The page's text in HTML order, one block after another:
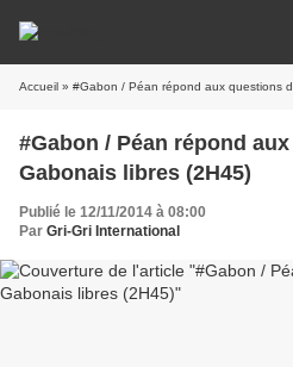
Accueil » #Gabon / Péan répond aux questions
#Gabon / Péan répond
Gabonais libres (2H45)
Publié le 12/11/2014 à 08:00
Par Gri-Gri International